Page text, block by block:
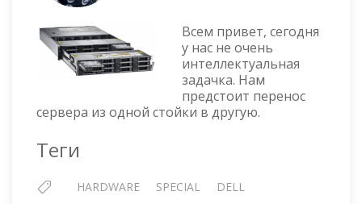
ЦОД
—
ПЕРЕНОС
СЕРВЕРА
Всем привет, сегодня
у нас не очень
интеллектуальная
задачка. Нам
предстоит перенос
сервера из одной стойки в другую.
Теги
HARDWARE SPECIAL DELL